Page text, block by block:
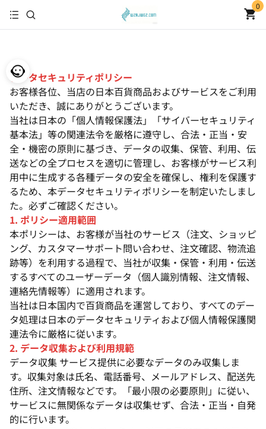
0
データセキュリティポリシー
お客様各位、当店の日本百貨商品およびサービスをご利用
いただき、誠にありがとうございます。
当社は日本の「個人情報保護法」「サイバーセキュリティ
基本法」等の関連法令を厳格に遵守し、合法・正当・安
全・機密の原則に基づき、データの収集、保管、利用、伝
送などの全プロセスを適切に管理し、お客様がサービス利
用中に生成する各種データの安全を確保し、権利を保護す
るため、本データセキュリティポリシーを制定いたしまし
た。必ずご確認ください。
1. ポリシー適用範囲
本ポリシーは、お客様が当社のサービス（注文、ショッピ
ング、カスタマーサポート問い合わせ、注文確認、物流追
跡等）を利用する過程で、当社が収集・保管・利用・伝送
するすべてのユーザーデータ（個人識別情報、注文情報、
連絡先情報等）に適用されます。
当社は日本国内で百貨商品を運営しており、すべてのデー
タ処理は日本のデータセキュリティおよび個人情報保護関
連法令に厳格に従います。
2. データ収集および利用規範
データ収集 サービス提供に必要なデータのみ収集しま
す。収集対象は氏名、電話番号、メールアドレス、配送先
住所、注文情報などです。「最小限の必要原則」に従い、
サービスに無関係なデータは収集せず、合法・正当・自発
的に行います。